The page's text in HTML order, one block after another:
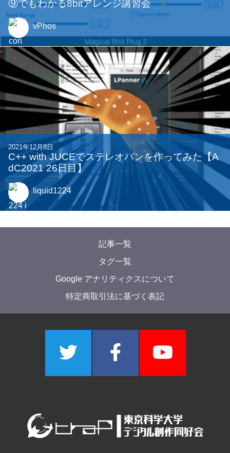
2025年4月15日
新歓コンピ楽曲解説！！！
vPhos
⑨でもわかる8bitアレンジ講習会
liquid1224